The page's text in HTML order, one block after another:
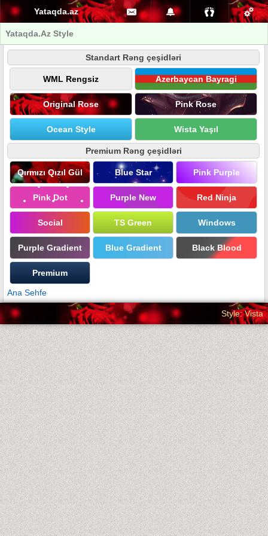
Yataqda.az
Yataqda.Az Style
Standart Rəng çeşidləri
WML Rengsiz Azerbaycan Bayragi
Original Rose Pink Rose
Ocean Style Wista Yaşıl
Premium Rəng çeşidləri
Qırmızı Qızıl Gül Blue Star Pink Purple
Pink Dot Purple New Red Ninja
Social TS Green Windows
Purple Gradient Blue Gradient Black Blood
Premium
Ana Sehfe
Style: Vista